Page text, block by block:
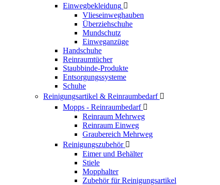
Einwegbekleidung 
Vlieseinweghauben
Überziehschuhe
Mundschutz
Einweganzüge
Handschuhe
Reinraumtücher
Staubbinde-Produkte
Entsorgungssysteme
Schuhe
Reinigungsartikel & Reinraumbedarf 
Mopps - Reinraumbedarf 
Reinraum Mehrweg
Reinraum Einweg
Graubereich Mehrweg
Reinigungszubehör 
Eimer und Behälter
Stiele
Mopphalter
Zubehör für Reinigungsartikel